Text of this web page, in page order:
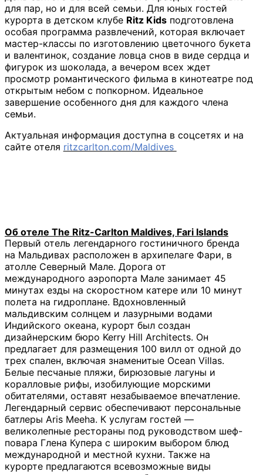
для пар, но и для всей семьи. Для юных гостей
курорта в детском клубе Ritz Kidsподготовлена
особая программа развлечений, которая включает
мастер-классы по изготовлению цветочного букета
и валентинок, создание ловца снов в виде сердца и
фигурок из шоколада, а вечером всех ждет
просмотр романтического фильма в кинотеатре под
открытым небом с попкорном. Идеальное
завершение особенного дня для каждого члена
семьи.
Актуальная информация доступна в соцсетях и на
сайте отеля ritzcarlton.com/Maldives
Об отеле The Ritz-Carlton Maldives, Fari Islands
Первый отель легендарного гостиничного бренда
на Мальдивах расположен в архипелаге Фари, в
атолле Северный Мале. Дорога от
международного аэропорта Мале занимает 45
минутах езды на скоростном катере или 10 минут
полета на гидроплане. Вдохновленный
мальдивским солнцем и лазурными водами
Индийского океана, курорт был создан
дизайнерским бюро Kerry Hill Architects. Он
предлагает для размещения 100 вилл от одной до
трех спален, включая знаменитые Ocean Villas.
Белые песчаные пляжи, бирюзовые лагуны и
коралловые рифы, изобилующие морскими
обитателями, оставят незабываемое впечатление.
Легендарный сервис обеспечивают персональные
батлеры Aris Meeha. К услугам гостей —
великолепные рестораны под руководством шеф-
повара Глена Купера с широким выбором блюд
международной и местной кухни. Также на
курорте предлагаются всевозможные виды